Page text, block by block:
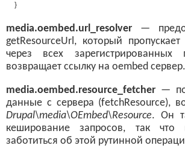
}
media.oembed.url_resolver —
getResourceUrl, который
через всех зарегистрированных
возвращает ссылку на oembed сервер.
media.oembed.resource_fetcher —
данные с сервера (fetchResource),
Drupal\media\OEmbed\Resource. Он
кеширование запросов, так
заботиться об этой рутинной